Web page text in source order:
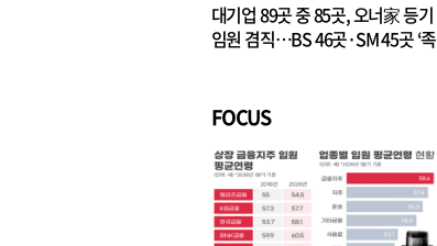
대기업 89곳 중 85곳, 오너家 등기
임원 겸직…BS 46곳·SM 45곳 ‘족
FOCUS